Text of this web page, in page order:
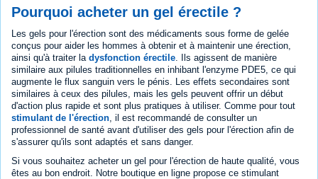
Pourquoi acheter un gel érectile ?
Les gels pour l'érection sont des médicaments sous forme de gelée
conçus pour aider les hommes à obtenir et à maintenir une érection,
ainsi qu'à traiter la dysfonction érectile. Ils agissent de manière
similaire aux pilules traditionnelles en inhibant l'enzyme PDE5, ce qui
augmente le flux sanguin vers le pénis. Les effets secondaires sont
similaires à ceux des pilules, mais les gels peuvent offrir un début
d'action plus rapide et sont plus pratiques à utiliser. Comme pour tout
stimulant de l'érection, il est recommandé de consulter un
professionnel de santé avant d'utiliser des gels pour l'érection afin de
s'assurer qu'ils sont adaptés et sans danger.
Si vous souhaitez acheter un gel pour l'érection de haute qualité, vous
êtes au bon endroit. Notre boutique en ligne propose ce stimulant